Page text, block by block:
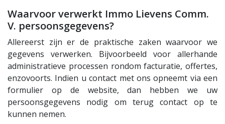
Waarvoor verwerkt Immo Lievens Comm.
V. persoonsgegevens?
Allereerst zijn er de praktische zaken waarvoor we
gegevens verwerken. Bijvoorbeeld voor allerhande
administratieve processen rondom facturatie, offertes,
enzovoorts. Indien u contact met ons opneemt via een
formulier op de website, dan hebben we uw
persoonsgegevens nodig om terug contact op te
kunnen nemen.